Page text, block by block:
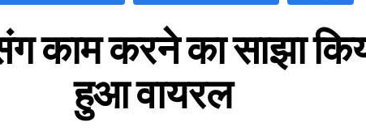
काम करने का साझा
हुआ वायरल